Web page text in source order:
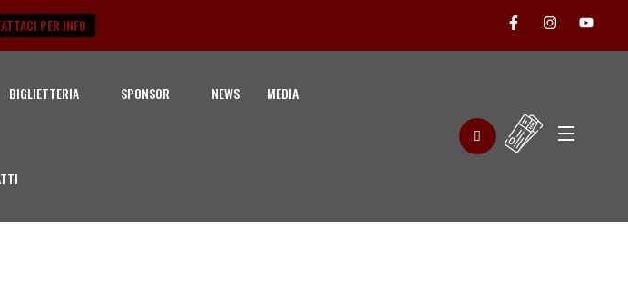
PER INFO
BIGLIETTERIA SPONSOR NEWS MEDIA